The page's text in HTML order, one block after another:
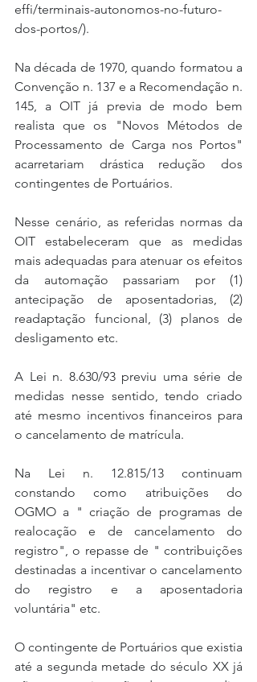
effi/terminais-autonomos-no-futuro-
dos-portos/).
Na década de 1970, quando formatou a
Convenção n. 137 e a Recomendação n.
145, a OIT já previa de modo bem
realista que os "Novos Métodos de
Processamento de Carga nos Portos"
acarretariam drástica redução dos
contingentes de Portuários.
Nesse cenário, as referidas normas da
OIT estabeleceram que as medidas
mais adequadas para atenuar os efeitos
da automação passariam por (1)
antecipação de aposentadorias, (2)
readaptação funcional, (3) planos de
desligamento etc.
A Lei n. 8.630/93 previu uma série de
medidas nesse sentido, tendo criado
até mesmo incentivos financeiros para
o cancelamento de matrícula.
Na Lei n. 12.815/13 continuam
constando como atribuições do
OGMO a " criação de programas de
realocação e de cancelamento do
registro", o repasse de " contribuições
destinadas a incentivar o cancelamento
do registro e a aposentadoria
voluntária" etc.
O contingente de Portuários que existia
até a segunda metade do século XX já